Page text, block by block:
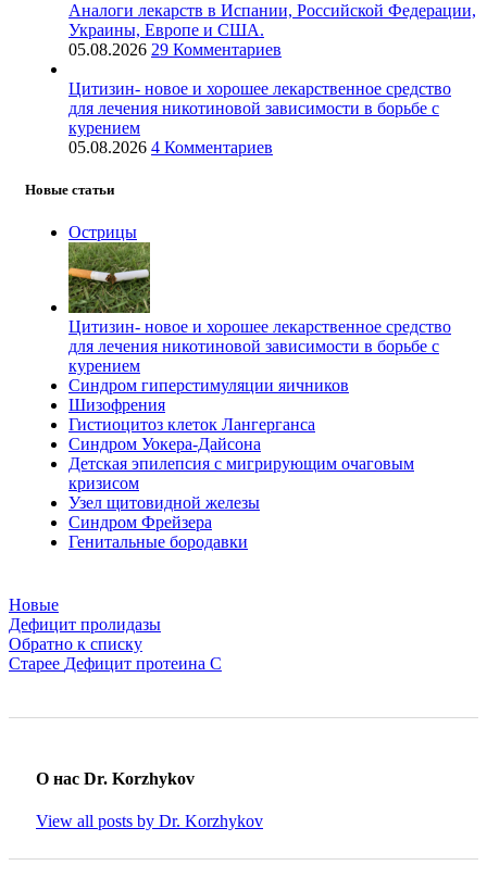
Аналоги лекарств в Испании, Российской Федерации,
Украины, Европе и США.
05.08.2026 29 Комментариев
Цитизин- новое и хорошее лекарственное средство
для лечения никотиновой зависимости в борьбе с
курением
05.08.2026 4 Комментариев
Новые статьи
Острицы
Цитизин- новое и хорошее лекарственное средство
для лечения никотиновой зависимости в борьбе с
курением
Синдром гиперстимуляции яичников
Шизофрения
Гистиоцитоз клеток Лангерганса
Синдром Уокера-Дайсона
Детская эпилепсия с мигрирующим очаговым
кризисом
Узел щитовидной железы
Синдром Фрейзера
Генитальные бородавки
Новые
Дефицит пролидазы
Обратно к списку
Старее Дефицит протеина С
О нас Dr. Korzhykov
View all posts by Dr. Korzhykov